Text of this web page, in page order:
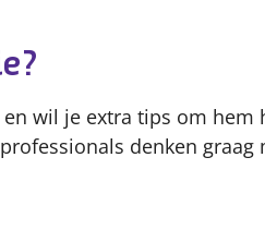
wil je extra tips om
denken graag